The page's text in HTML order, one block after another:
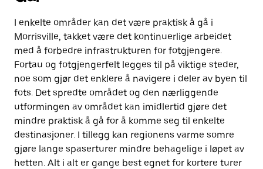
I enkelte områder kan det være praktisk å gå i
Morrisville, takket være det kontinuerlige arbeidet
med å forbedre infrastrukturen for fotgjengere.
Fortau og fotgjengerfelt legges til på viktige steder,
noe som gjør det enklere å navigere i deler av byen til
fots. Det spredte området og den nærliggende
utformingen av området kan imidlertid gjøre det
mindre praktisk å gå for å komme seg til enkelte
destinasjoner. I tillegg kan regionens varme somre
gjøre lange spaserturer mindre behagelige i løpet av
hetten. Alt i alt er gange best egnet for kortere turer